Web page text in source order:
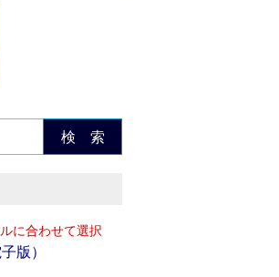
検 索
に合わせて選択
版）